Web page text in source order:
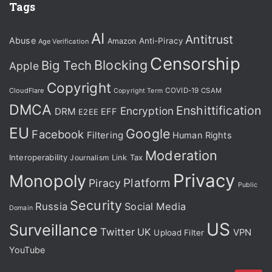
Tags
Abuse Age Verification AI Amazon Anti-Piracy Antitrust
Apple Big Tech Blocking Censorship
CloudFlare Copyright Copyright Term COVID-19 CSAM
DMCA DRM E2EE EFF Encryption Enshittification
EU Facebook Filtering Google Human Rights
Interoperability Journalism Link Tax Moderation
Monopoly Piracy Platform Privacy Public
Domain Russia Security Social Media
Surveillance Twitter UK Upload Filter US VPN
YouTube